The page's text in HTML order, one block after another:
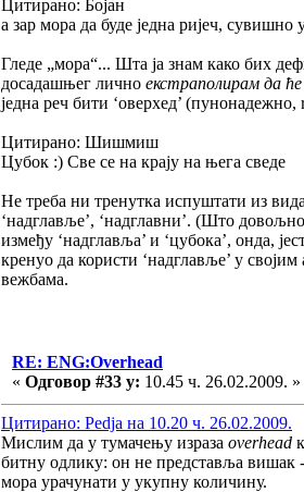
Цитирано: Бојан
а зар мора да буде једна ријеч,
Гледе „мора“... Шта ја знам како бих
досадашњег лично екстраполирам да
једна реч бити ‘оверхед’
Цитирано: Шишмиш
Цубок :) Све се на крају на њега сведе
Не треба ни тренутка испуштати из
‘надглавље’, ‘надглавни’. (Што
између ‘надглавља’ и ‘цубока’, онда,
кренуо да користи ‘надглавље’ у
вежбама.
RE: ENG:Overhead
« Одговор #33 у: 10.45 ч. 26.02.2009. »
Цитирано: Pedja на 10.20 ч. 26.02.2009.
Мислим да у тумачењу израза overhead
битну одлику: он не представља вишак
мора урачунати у укупну количину.